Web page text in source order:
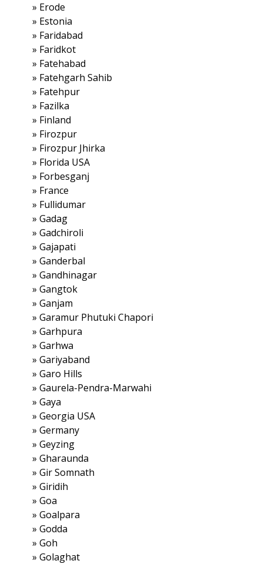
» Erode
» Estonia
» Faridabad
» Faridkot
» Fatehabad
» Fatehgarh Sahib
» Fatehpur
» Fazilka
» Finland
» Firozpur
» Firozpur Jhirka
» Florida USA
» Forbesganj
» France
» Fullidumar
» Gadag
» Gadchiroli
» Gajapati
» Ganderbal
» Gandhinagar
» Gangtok
» Ganjam
» Garamur Phutuki Chapori
» Garhpura
» Garhwa
» Gariyaband
» Garo Hills
» Gaurela-Pendra-Marwahi
» Gaya
» Georgia USA
» Germany
» Geyzing
» Gharaunda
» Gir Somnath
» Giridih
» Goa
» Goalpara
» Godda
» Goh
» Golaghat